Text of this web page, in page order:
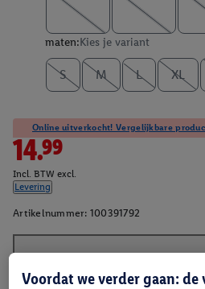
maten:Kies je variant
S M L XL
Online uitverkocht! Vergelijkbare
14.99
Incl. BTW excl.
Levering
Artikelnummer: 100391792
Beschrijving
Voordat we verder gaan: